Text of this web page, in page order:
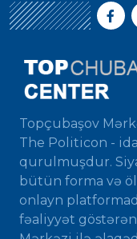
Topçubaşov
The Politicon -
qurulmuşdur.
bütün forma və
onlayn
fəaliyyət